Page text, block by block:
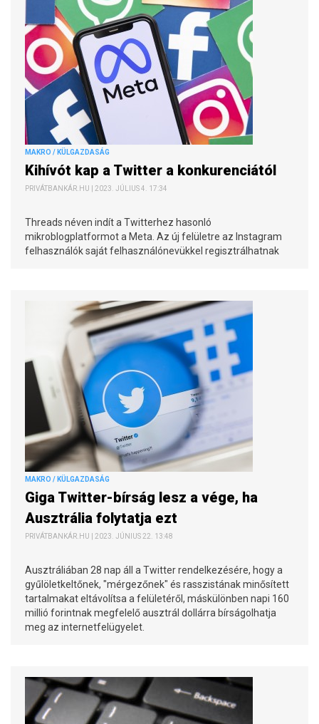
MAKRO / KÜLGAZDASÁG
Kihívót kap a Twitter a konkurenciától
PRIVÁTBANKÁR.HU | 2023. JÚLIUS 4. 17:34
Threads néven indít a Twitterhez hasonló
mikroblogplatformot a Meta. Az új felületre az Instagram
felhasználók saját felhasználónevükkel regisztrálhatnak
MAKRO / KÜLGAZDASÁG
Giga Twitter-bírság lesz a vége, ha
Ausztrália folytatja ezt
PRIVÁTBANKÁR.HU | 2023. JÚNIUS 22. 13:48
Ausztráliában 28 nap áll a Twitter rendelkezésére, hogy a
gyűlöletkeltőnek, "mérgezőnek" és rasszistának minősített
tartalmakat eltávolítsa a felületéről, máskülönben napi 160
millió forintnak megfelelő ausztrál dollárra bírságolhatja
meg az internetfelügyelet.